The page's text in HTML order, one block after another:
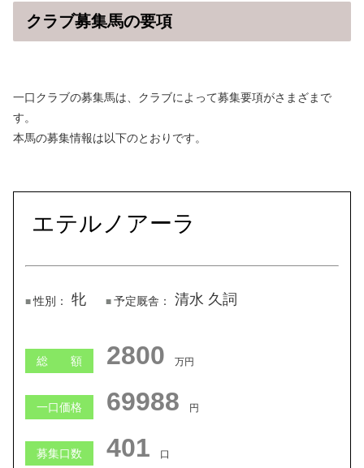
クラブ募集馬の要項
一口クラブの募集馬は、クラブによって募集要項がさまざまで
す。
本馬の募集情報は以下のとおりです。
エテルノアーラ
性別： 牝 予定厩舎： 清水 久詞
総 額 2800 万円
一口価格 69987 円
募集口数 401 口